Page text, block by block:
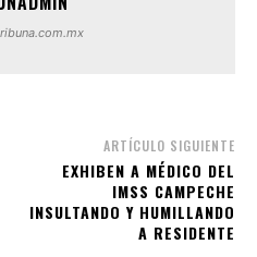
ARTÍCULO SIGUIENTE
EXHIBEN A MÉDICO DEL
IMSS CAMPECHE
INSULTANDO Y HUMILLANDO
A RESIDENTE